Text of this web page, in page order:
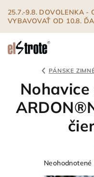
obsah
25.7.-9.8. DOVOLENKA -
VYBAVOVAŤ OD 10.8.
PÁNSKE
Priemerné
Neohodnotené